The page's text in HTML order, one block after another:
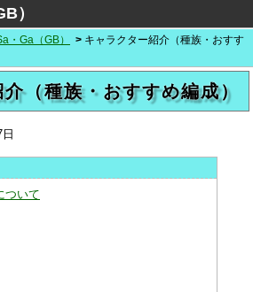
）
・Ga（GB）
キャラクター紹介（種族・おすす
（種族・おすすめ編成）
ついて